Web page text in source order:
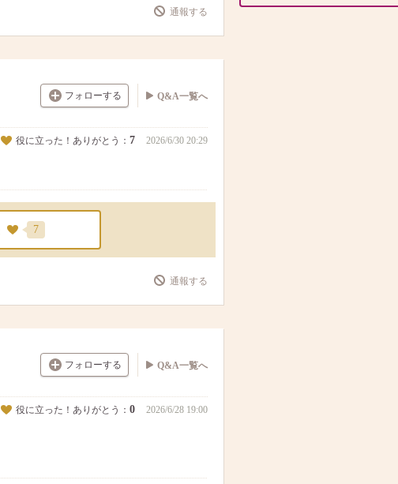
通報する
フォローする Q&A一覧へ
役に立った！ありがとう： 7 2026/6/30 20:29
7
通報する
フォローする Q&A一覧へ
役に立った！ありがとう： 0 2026/6/28 19:00